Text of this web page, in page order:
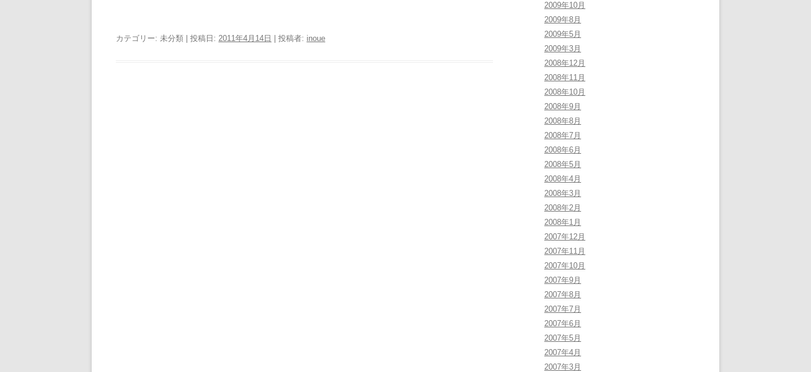
カテゴリー: 未分類 | 投稿日: 2011年4月14日 投稿者: inoue
2009年10月
2009年8月
2009年5月
2009年3月
2008年12月
2008年11月
2008年10月
2008年9月
2008年8月
2008年7月
2008年6月
2008年5月
2008年4月
2008年3月
2008年2月
2008年1月
2007年12月
2007年11月
2007年10月
2007年9月
2007年8月
2007年7月
2007年6月
2007年5月
2007年4月
2007年3月